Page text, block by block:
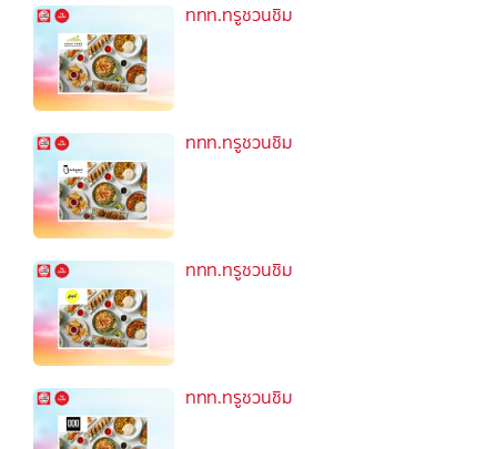
ททท.ทรูชวนชิม
ททท.ทรูชวนชิม
ททท.ทรูชวนชิม
ททท.ทรูชวนชิม